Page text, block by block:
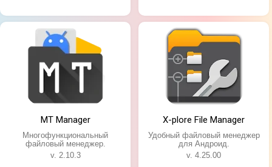
MT Manager
Многофункциональный
файловый менеджер.
v. 2.10.3
X-plore File Manager
Удобный файловый менеджер
для Андроид.
v. 4.25.00